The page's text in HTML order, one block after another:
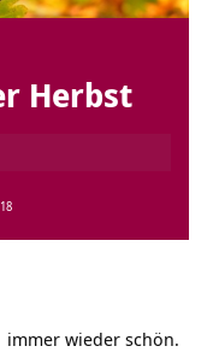
Herbst
immer wieder schön.